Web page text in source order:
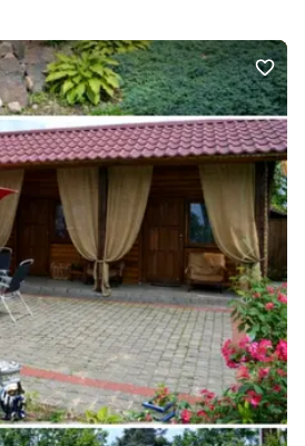
квадратний метр використаний
світлий, просторий і дуже